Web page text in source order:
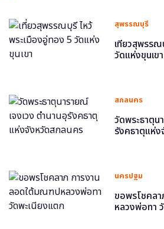
สุพรรณบุรี
เที่ยวสุพรรณ
วัดแห่งขุนเขา
สกลนคร
วัดพระธาตุน
รังคธาตุแห่
นครปฐม
ขอพรโชคล
หลวงพ่อทา